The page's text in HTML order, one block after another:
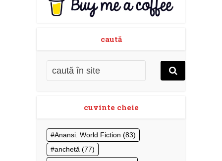
caută
cuvinte cheie
Anansi. World Fiction (83)
anchetă (77)